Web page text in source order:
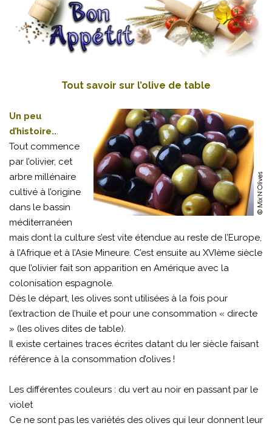
Tout savoir sur l’olive de table
Un peu
d’histoire...
Tout commence
par l’olivier, cet
arbre millénaire
cultivé à l’origine
dans le bassin
méditerranéen
mais dont la culture s’est vite étendue au reste de l’Europe,
à l’Afrique et à l’Asie Mineure. C’est ensuite au XVIème siècle
que l’olivier fait son apparition en Amérique avec la
colonisation espagnole.
Dès le départ, les olives sont utilisées à la fois pour
l’extraction de l’huile et pour une consommation « directe
» (les olives dites de table).
Il existe certaines traces écrites datant du Ier siècle faisant
référence à la consommation d’olives !
Les différentes couleurs : du vert au noir en passant par le
violet
Ce ne sont pas les variétés des olives qui leur donnent leur